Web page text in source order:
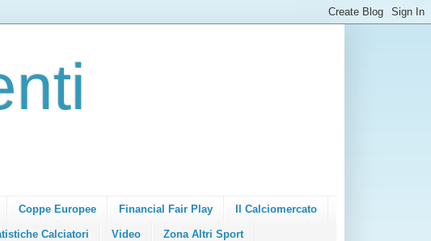
Coppe Europee Financial Fair Play Il Calciomercato
Calciatori Video Zona Altri Sport